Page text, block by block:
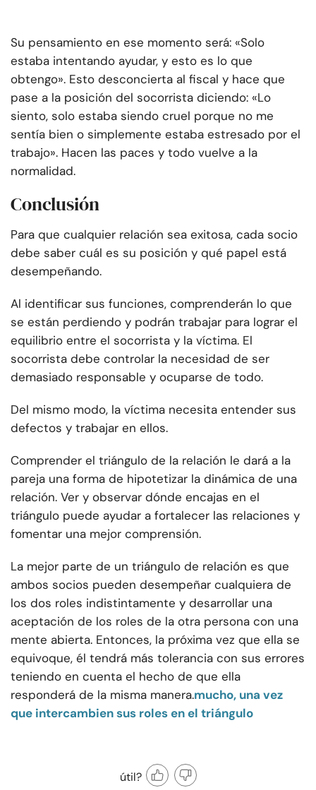
Su pensamiento en ese momento será: «Solo
estaba intentando ayudar, y esto es lo que
obtengo». Esto desconcierta al fiscal y hace que
pase a la posición del socorrista diciendo: «Lo
siento, solo estaba siendo cruel porque no me
sentía bien o simplemente estaba estresado por el
trabajo». Hacen las paces y todo vuelve a la
normalidad.
Conclusión
Para que cualquier relación sea exitosa, cada socio
debe saber cuál es su posición y qué papel está
desempeñando.
Al identificar sus funciones, comprenderán lo que
se están perdiendo y podrán trabajar para lograr el
equilibrio entre el socorrista y la víctima. El
socorrista debe controlar la necesidad de ser
demasiado responsable y ocuparse de todo.
Del mismo modo, la víctima necesita entender sus
defectos y trabajar en ellos.
Comprender el triángulo de la relación le dará a la
pareja una forma de hipotetizar la dinámica de una
relación. Ver y observar dónde encajas en el
triángulo puede ayudar a fortalecer las relaciones y
fomentar una mejor comprensión.
La mejor parte de un triángulo de relación es que
ambos socios pueden desempeñar cualquiera de
los dos roles indistintamente y desarrollar una
aceptación de los roles de la otra persona con una
mente abierta. Entonces, la próxima vez que ella se
equivoque, él tendrá más tolerancia con sus errores
teniendo en cuenta el hecho de que ella
responderá de la misma manera.mucho, una vez
que intercambien sus roles en el triángulo
útil?